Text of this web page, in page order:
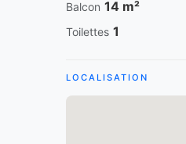
Balcon 14 m²
Toilettes 1
LOCALISATION